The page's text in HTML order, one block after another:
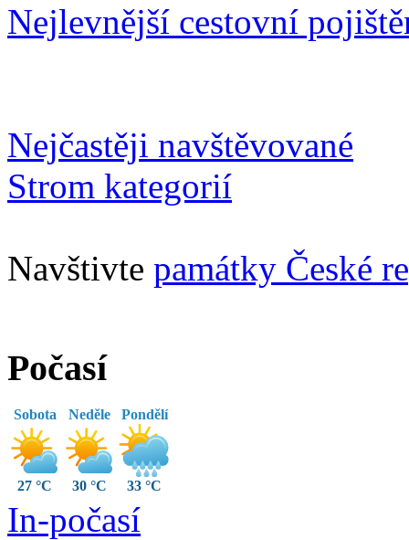
Nejlevnější cestovní
Nejčastěji navštěvované
Strom kategorií
Navštivte památky České
Počasí
Sobota
27 °C
Neděle
30 °C
Pondělí
33 °C
In-počasí